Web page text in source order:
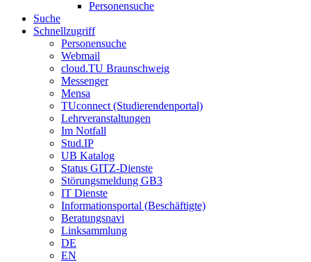
Personensuche
Suche
Schnellzugriff
Personensuche
Webmail
cloud.TU Braunschweig
Messenger
Mensa
TUconnect (Studierendenportal)
Lehrveranstaltungen
Im Notfall
Stud.IP
UB Katalog
Status GITZ-Dienste
Störungsmeldung GB3
IT Dienste
Informationsportal (Beschäftigte)
Beratungsnavi
Linksammlung
DE
EN